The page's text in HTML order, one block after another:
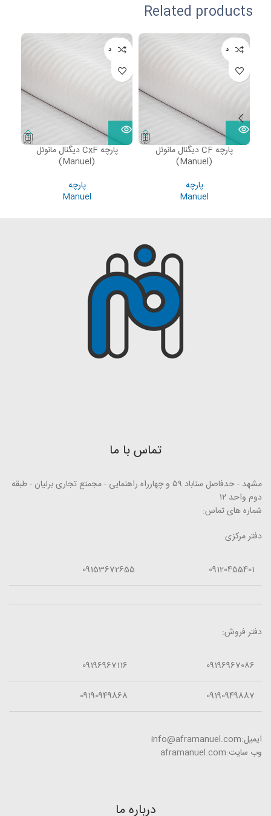
Related products
ناموجود
پارچه CF دیگنال مانوئل
(Manuel)
پارچه
Manuel
ناموجود
پارچه CxF دیگنال مانوئل
(Manuel)
پارچه
Manuel
تماس با ما
مشهد - حدفاصل سناباد ۵۹ و چهارراه راهنمایی - مجمتع تجاری برلیان - طبقه
دوم واحد ۱۲
شماره های تماس:
دفتر مرکزی
09120455401
09153672655
دفتر فروش:
09196967086
09196967116
09190949887
09190949868
ایمیل:info@aframanuel.com
وب سایت:aframanuel.com
درباره ما